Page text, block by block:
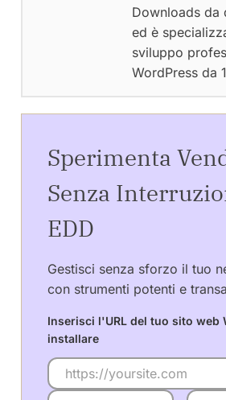
Downloads da
ed è
sviluppo
WordPress da
Sperimenta
Senza
EDD
Gestisci senza sforzo il tuo
con strumenti potenti e
Inserisci l'URL del tuo sito web
installare